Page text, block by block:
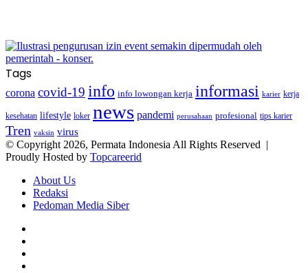
Tags
corona covid-19 info info lowongan kerja informasi karier kerja
kesehatan lifestyle loker news pandemi perusahaan profesional tips karier
Tren vaksin virus
© Copyright 2026, Permata Indonesia All Rights Reserved |
Proudly Hosted by Topcareerid
About Us
Redaksi
Pedoman Media Siber